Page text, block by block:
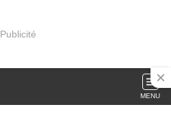
Publicité
MENU